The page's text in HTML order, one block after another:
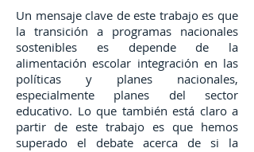
Un mensaje clave de este trabajo es que
la transición a programas nacionales
sostenibles es depende de la
alimentación escolar integración en las
políticas y planes nacionales,
especialmente planes del sector
educativo. Lo que también está claro a
partir de este trabajo es que hemos
superado el debate acerca de si la